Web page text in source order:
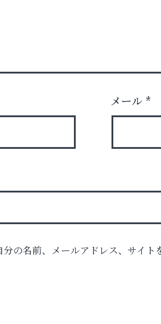
メール *
の名前、メールアドレス、サイト